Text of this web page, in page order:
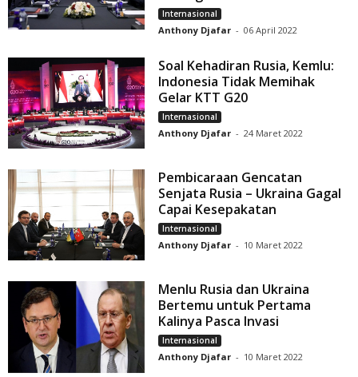
Internasional
Anthony Djafar - 06 April 2022
Soal Kehadiran Rusia, Kemlu:
Indonesia Tidak Memihak
Gelar KTT G20
Internasional
Anthony Djafar - 24 Maret 2022
Pembicaraan Gencatan
Senjata Rusia – Ukraina Gagal
Capai Kesepakatan
Internasional
Anthony Djafar - 10 Maret 2022
Menlu Rusia dan Ukraina
Bertemu untuk Pertama
Kalinya Pasca Invasi
Internasional
Anthony Djafar - 10 Maret 2022